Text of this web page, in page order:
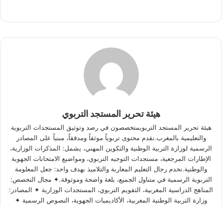
هيئة تحرير المستجد التربوي
هيئة تحرير المستجد التربويمتخصصون في رصد وتوثيق المستجدات التربوية
والتعليمية بالمغرب.نقدم محتوى تربوياً موثقاً ومدققاً، مبنياً على المصادر
الرسمية لوزارة التربية الوطنية والتكوين المهني، يشمل: المذكرات الوزارية،
الإطارات المرجعية، مستجدات التوجيه التربوي، ومواضيع الامتحانات الجهوية
والوطنية.نخدم رجال التعليم المغاربة والتلاميذ بهدف واحد: جعل المعلومة
التربوية الرسمية في متناول الجميع، بلغة واضحة وموثوقة.✦ مجال التخصص:
المناهج الدراسية المغربية، التقويم التربوي، المستجدات الوزارية ✦ المصادر:
وزارة التربية الوطنية المغربية، الأكاديميات الجهوية، النصوص الرسمية ✦